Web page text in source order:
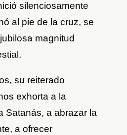
silenciosamente
al pie de la cruz, se
magnitud
su reiterado
exhorta a la
Satanás, a abrazar la
a ofrecer